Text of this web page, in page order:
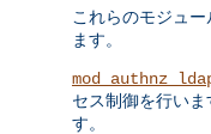
これらのモジュー
ます。
セス制御を行い
す。